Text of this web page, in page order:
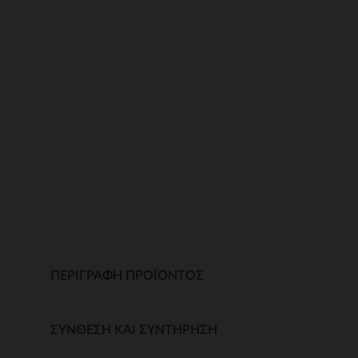
ΠΕΡΙΓΡΑΦΉ ΠΡΟΪΌΝΤΟΣ
ΣΎΝΘΕΣΗ ΚΑΙ ΣΥΝΤΉΡΗΣΗ